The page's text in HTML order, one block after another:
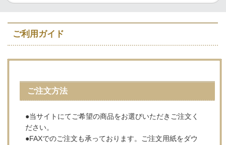
ご利用ガイド
ご注文方法
●当サイトにてご希望の商品をお選びいただきご注文く
ださい。
●FAXでのご注文も承っております。ご注文用紙をダウ